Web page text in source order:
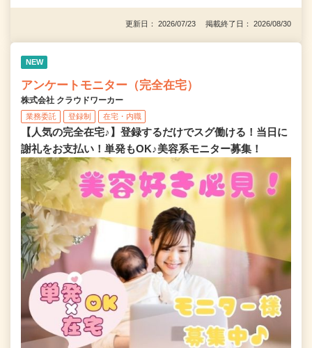
更新日： 2026/07/23 掲載終了日： 2026/08/30
NEW
アンケートモニター（完全在宅）
株式会社 クラウドワーカー
業務委託 登録制 在宅・内職
【人気の完全在宅♪】登録するだけでスグ働ける！当日に
謝礼をお支払い！単発もOK♪美容系モニター募集！